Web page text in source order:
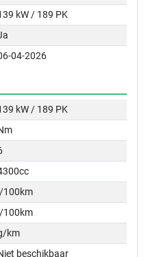
kW / 189 PK
04-2026
kW / 189 PK
l/100km
l/100km
km
beschikbaar